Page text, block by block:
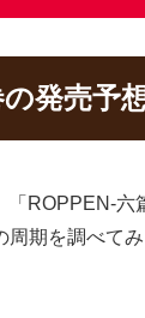
発売予
ROPPEN-
期を調べてみ